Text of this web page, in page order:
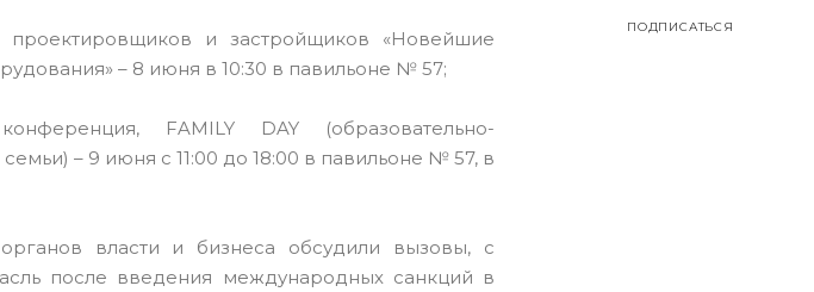
и застройщиков «Новейшие
– 8 июня в 10:30 в павильоне № 57;
FAMILY DAY (образовательно-
– 9 июня с 11:00 до 18:00 в павильоне № 57, в
власти и бизнеса обсудили вызовы, с
после введения международных санкций в
ПОДПИСАТЬСЯ